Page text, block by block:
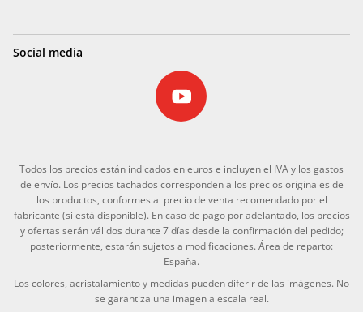
Social media
Todos los precios están indicados en euros e incluyen el IVA y los gastos
de envío. Los precios tachados corresponden a los precios originales de
los productos, conformes al precio de venta recomendado por el
fabricante (si está disponible). En caso de pago por adelantado, los precios
y ofertas serán válidos durante 7 días desde la confirmación del pedido;
posteriormente, estarán sujetos a modificaciones. Área de reparto:
España.
Los colores, acristalamiento y medidas pueden diferir de las imágenes. No
se garantiza una imagen a escala real.